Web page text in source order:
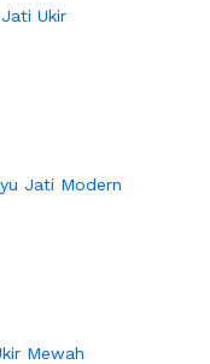
Ukir
Jati Modern
Mewah